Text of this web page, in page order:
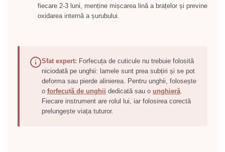
fiecare 2-3 luni, menține mișcarea lină a brațelor și previne
oxidarea internă a șurubului.
Sfat expert: Forfecuța de cuticule nu trebuie folosită
niciodată pe unghii: lamele sunt prea subțiri și se pot
deforma sau pierde alinierea. Pentru unghii, folosește
o forfecuță de unghii dedicată sau o unghieră.
Fiecare instrument are rolul lui, iar folosirea corectă
prelungește viața tuturor.